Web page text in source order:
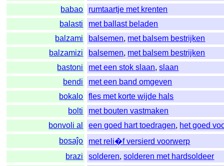
babao
rumtaartje met krenten
balasti
met ballast beladen
balzami
balsemen, met balsem bestrijken
balzamizi
balsemen, met balsem bestrijken
bastoni
met een stok slaan,slaan
bendi
met een band omgeven
bokalo
fles met korte wijde hals
bolti
met bouten vastmaken
bonvoli al
een goed hart toedragen, het goed
bosaĵo
met reli�f versierd voorwerp
brazi
solderen,solderen met hardsoldeer